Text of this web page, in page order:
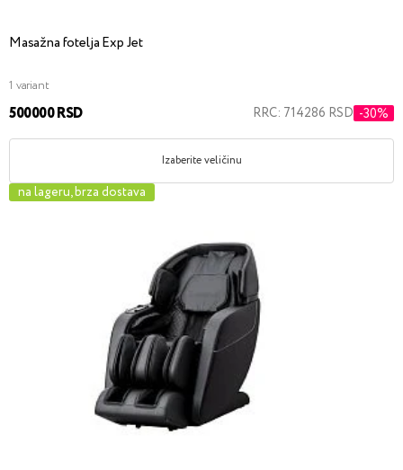
Masažna fotelja Exp Jet
1 variant
500000 RSD RRC: 714286 RSD -30%
Izaberite veličinu
na lageru, brza dostava